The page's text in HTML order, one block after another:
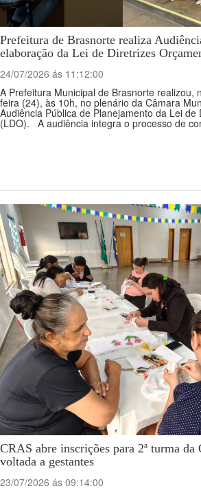
Prefeitura de Brasnorte realiza
elaboração da Lei de Diretrizes
24/07/2026 ás 11:12:00
A Prefeitura Municipal de Brasnorte realizou,
feira (24), às 10h, no plenário da Câmara
Audiência Pública de Planejamento da Lei
(LDO). A audiência integra o processo de
CRAS abre inscrições para 2ª turma
voltada a gestantes
23/07/2026 ás 09:14:00